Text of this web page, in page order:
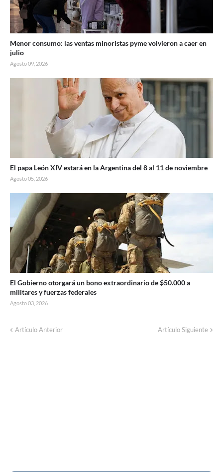
Menor consumo: las ventas minoristas pyme volvieron a caer en
julio
Agosto 09, 2026
El papa León XIV estará en la Argentina del 8 al 11 de noviembre
Agosto 05, 2026
El Gobierno otorgará un bono extraordinario de $50.000 a
militares y fuerzas federales
Agosto 03, 2026
Artículo Anterior Artículo Siguiente
Este martes habrá un corte de luz por